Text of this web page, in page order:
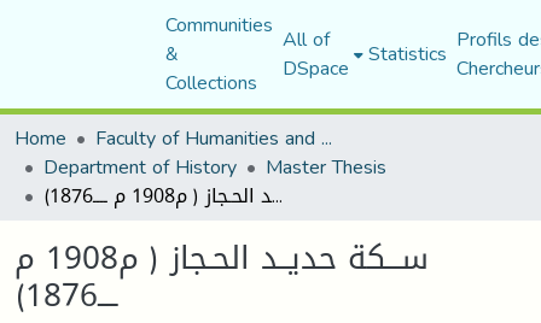
Communities
&
Collections
All of
DSpace Statistics Profils
Home
Faculty of Humanities and Social Sciences
Department of History Master Thesis
ســـكة حديــد الحـجاز ( م1908 م ــــ1876)
ســـكة حديــد الحـجاز ( م1908 م
ــــ1876)